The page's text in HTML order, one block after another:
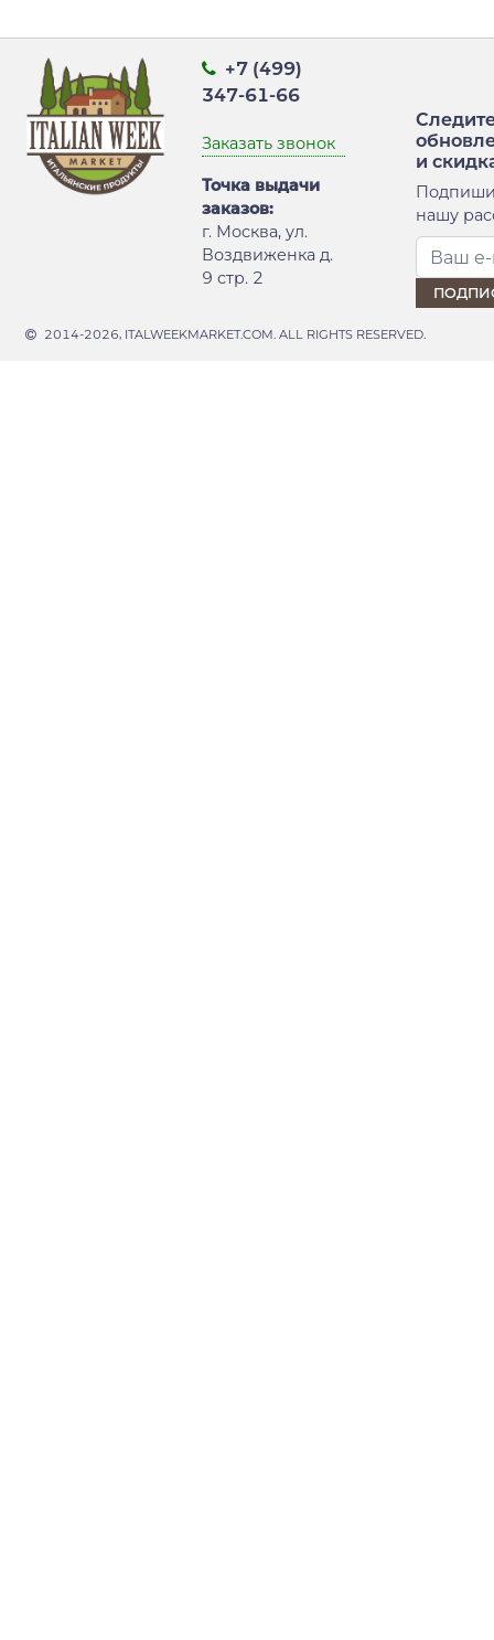
+7 (499)
347-61-66
Заказать звонок
Точка выдачи
заказов:
г. Москва, ул.
Воздвиженка д.
9 стр. 2
и
нашу
2014-2026, ITALWEEKMARKET.COM. ALL RIGHTS RESERVED.